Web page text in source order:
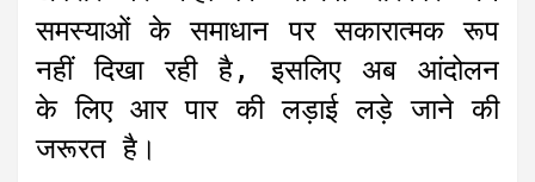
समस्याओं के समाधान पर सकारात्मक रूप
नहीं दिखा रही है, इसलिए अब आंदोलन
के लिए आर पार की लड़ाई लड़े जाने की
जरूरत है।